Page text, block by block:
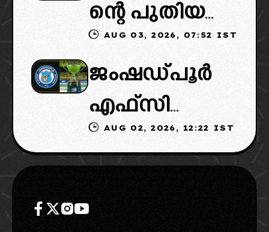
കോടതിയുടെ
നീക്കവും
നിർണായകം
ടീമിനെ
ഉൾപ്പെടുത്താ
ൻ
എഐഎഫ്എ
ഫ്: വരുന്നത്
ഗോവൻ
ലെജൻഡറി
ന്റെ പുതിയ
ഉടമകളിൽ
മലബാറിൽ
നിന്നുള്ള
ബിസിനസ്
ഗ്രൂപ്പും:
ക്ലബ്ബിന്റെ
AUG 03, 2026, 07:52 IST
ജംഷഡ്പൂർ
എഫ്സി
മടങ്ങിവരും!:
തിരിച്ചെത്തി
ക്കാൻ
AUG 02, 2026, 12:22 IST